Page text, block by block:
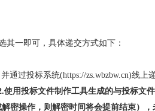
其一即可，具体递交方式如下：
通过投标系统(https://zs.wbzbw.cn)线上
用投标文件制作工具生成的与投标文
密操作，则解密时间将会提前结束）